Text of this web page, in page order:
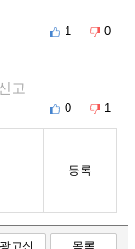
1 0
고
0 1
등록
고신 목록